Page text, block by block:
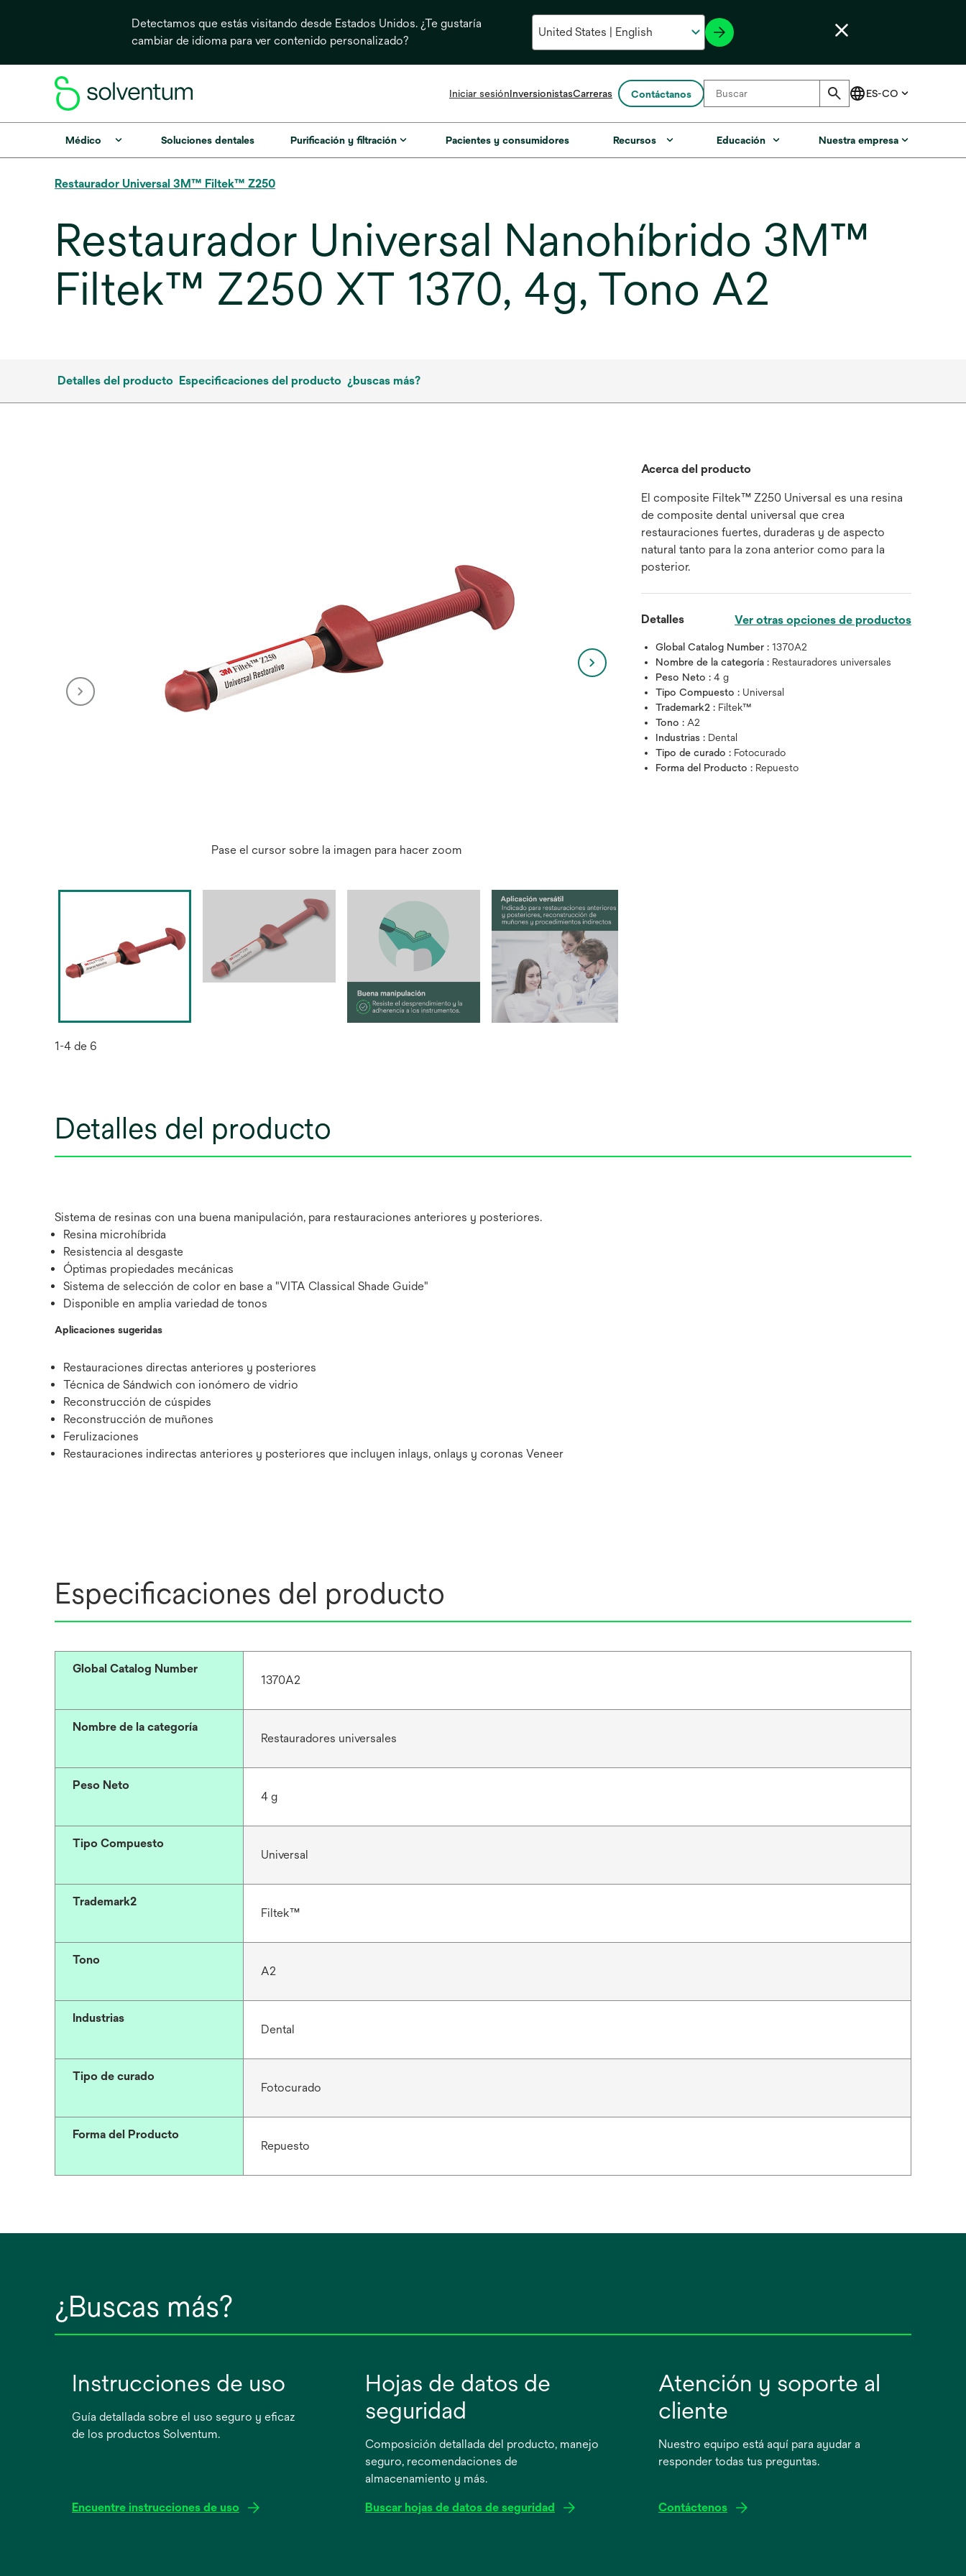
Detectamos que estás visitando desde Estados Unidos. ¿Te gustaría
cambiar de idioma para ver contenido personalizado?
Iniciar sesiónInversionistasse
en
Carreras Contáctanos
Médico Soluciones dentales Purificación y filtración Pacientes y consumidores Recursos Educación Nuestra empresa
Restaurador Universal 3M™ Filtek™ Z250
Restaurador Universal Nanohíbrido 3M™
Filtek™ Z250 XT 1370, 4g, Tono A2
Detalles del producto Especificaciones del producto ¿buscas más?
Pase el cursor sobre la imagen para hacer zoom
1-4 de 6
Acerca del producto
El composite Filtek™ Z250 Universal es una resina
de composite dental universal que crea
restauraciones fuertes, duraderas y de aspecto
natural tanto para la zona anterior como para la
posterior.
Detalles Ver otras opciones de productos
Global Catalog Number :1370A2
Nombre de la categoría : Restauradores universales
Peso Neto :4 g
Tipo Compuesto : Universal
Trademark2 : Filtek™
Tono : A2
Industrias : Dental
Tipo de curado : Fotocurado
Forma del Producto : Repuesto
Detalles del producto
Sistema de resinas con una buena manipulación, para restauraciones anteriores y posteriores.
Resina microhíbrida
Resistencia al desgaste
Óptimas propiedades mecánicas
Sistema de selección de color en base a "VITA Classical Shade Guide"
Disponible en amplia variedad de tonos
Aplicaciones sugeridas
Restauraciones directas anteriores y posteriores
Técnica de Sándwich con ionómero de vidrio
Reconstrucción de cúspides
Reconstrucción de muñones
Ferulizaciones
Restauraciones indirectas anteriores y posteriores que incluyen inlays, onlays y coronas Veneer
Especificaciones del producto
Global Catalog Number
1370A2
Nombre de la categoría
Restauradores universales
Peso Neto
4 g
Tipo Compuesto
Universal
Trademark2
Filtek™
Tono
A2
Industrias
Dental
Tipo de curado
Fotocurado
Forma del Producto
Repuesto
¿Buscas más?
Instrucciones de uso
Guía detallada sobre el uso seguro y eficaz
de los productos Solventum.
Encuentre instrucciones de uso
Hojas de datos de
seguridad
Composición detallada del producto, manejo
seguro, recomendaciones de
almacenamiento y más.
Buscar hojas de datos de seguridad
Atención y soporte al
cliente
Nuestro equipo está aquí para ayudar a
responder todas tus preguntas.
Contáctenos